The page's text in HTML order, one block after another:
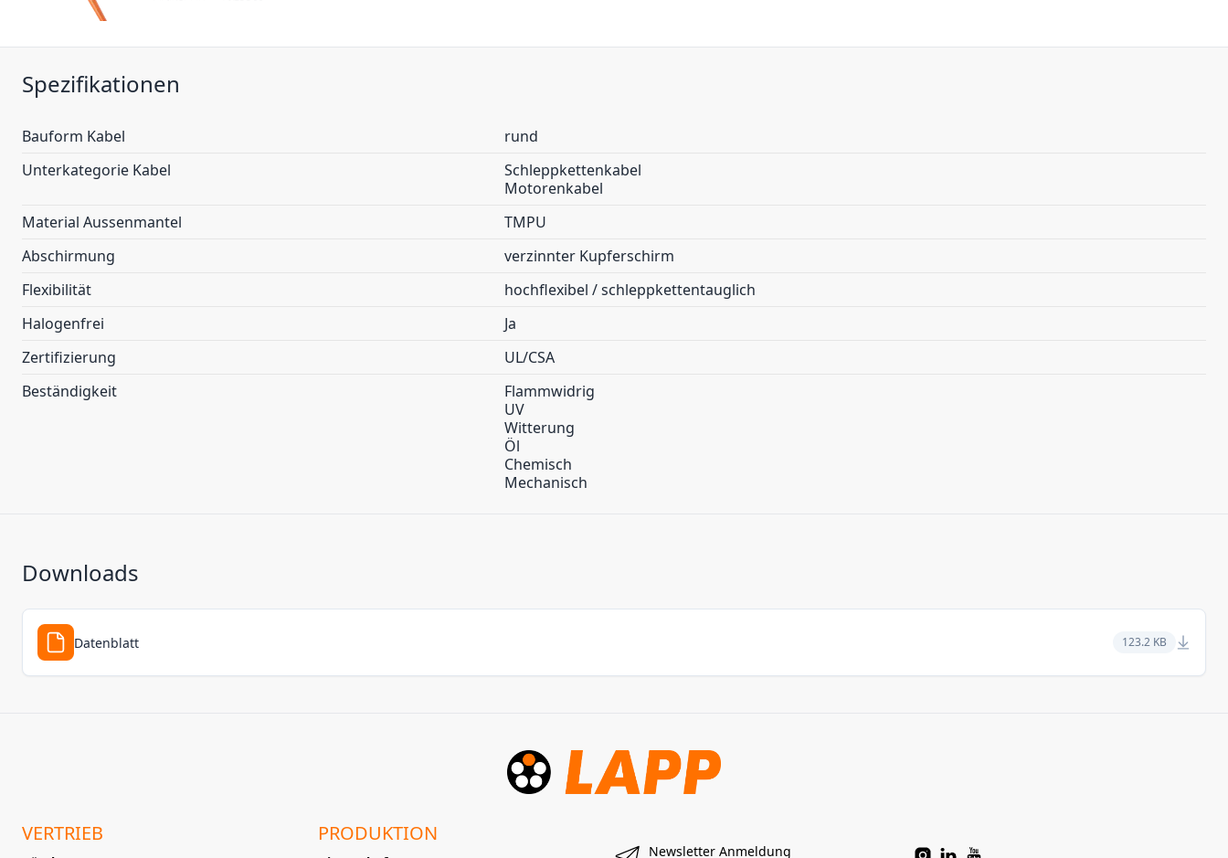
Spezifikationen
Bauform Kabel
rund
Unterkategorie Kabel
Schleppkettenkabel
Motorenkabel
Material Aussenmantel
TMPU
Abschirmung
verzinnter Kupferschirm
Flexibilität
hochflexibel / schleppkettentauglich
Halogenfrei
Ja
Zertifizierung
UL/CSA
Beständigkeit
Flammwidrig
UV
Witterung
Öl
Chemisch
Mechanisch
Downloads
Datenblatt 123.2 KB
VERTRIEB PRODUKTION
Newsletter Anmeldung